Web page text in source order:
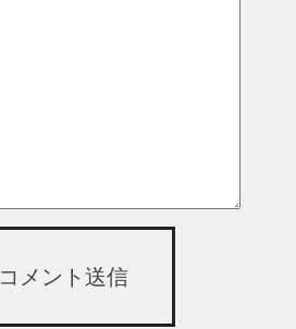
コメント送信